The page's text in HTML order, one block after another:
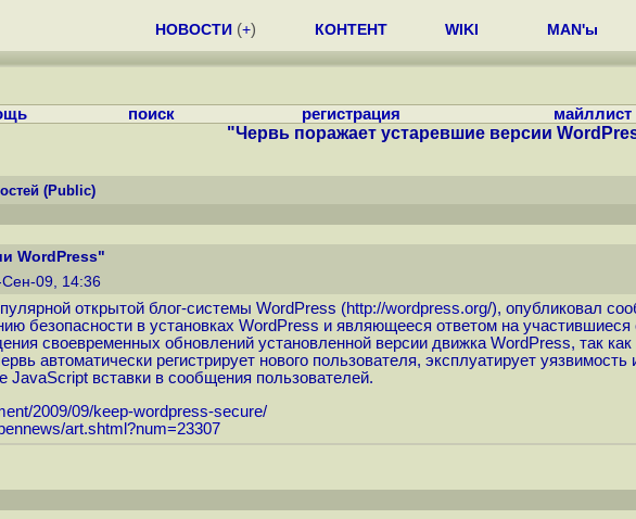
НОВОСТИ (+) КОНТЕНТ WIKI MAN'ы
поиск регистрация майллист
"Червь поражает устаревшие версии
(Public)
WordPress"
09, 14:36
открытой блог-системы WordPress (http://wordpress.org/), опубликовал
безопасности в установках WordPress и являющееся ответом на
своевременных обновлений установленной версии движка WordPress, так
автоматически регистрирует нового пользователя, эксплуатирует
вставки в сообщения пользователей.
2009/09/keep-wordpress-secure/
art.shtml?num=23307